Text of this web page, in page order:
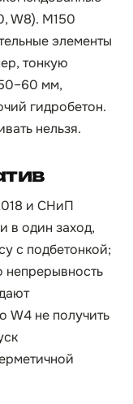
W8). М150
элементы
тонкую
мм,
гидробетон.
нельзя.
и СНиП
в один заход,
с подбетонкой;
W4 не получить